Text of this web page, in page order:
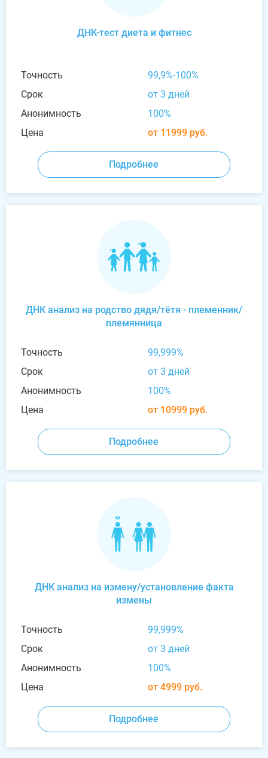
ДНК-тест диета и фитнес
Точность
99,9%-100%
Срок
от 3 дней
Анонимность
100%
Цена
от 11999 руб.
Подробнее
ДНК анализ на родство дядя/тётя - племенник/
племянница
Точность
99,999%
Срок
от 3 дней
Анонимность
100%
Цена
от 10999 руб.
Подробнее
ДНК анализ на измену/установление факта
измены
Точность
99,999%
Срок
от 3 дней
Анонимность
100%
Цена
от 4999 руб.
Подробнее